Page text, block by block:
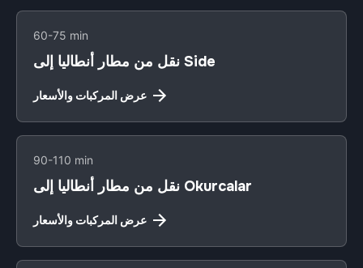
60-75 min
نقل من مطار أنطاليا إلى Side
عرض المركبات والأسعار
90-110 min
نقل من مطار أنطاليا إلى Okurcalar
عرض المركبات والأسعار